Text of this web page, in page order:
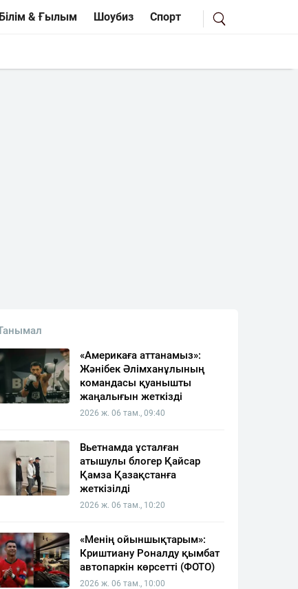
Білім & Ғылым Шоубиз Спорт
«Америкаға аттанамыз»:
Жәнібек Әлімханұлының
командасы қуанышты
жаңалығын жеткізді
2026 ж. 06 там., 09:40
Вьетнамда ұсталған
атышулы блогер Қайсар
Қамза Қазақстанға
жеткізілді
2026 ж. 06 там., 10:20
«Менің ойыншықтарым»:
Криштиану Роналду қымбат
автопаркін көрсетті (ФОТО)
2026 ж. 06 там., 10:00